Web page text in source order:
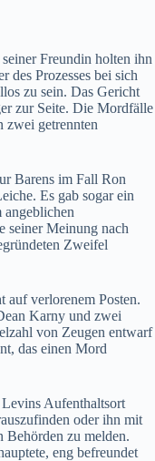
Freundin holten ihn
des Prozesses bei sich
zu sein. Das Gericht
zur Seite. Die Mordfälle
zwei getrennten
Barens im Fall Ron
Es gab sogar ein
angeblichen
seiner Meinung nach
Zweifel
auf verlorenem Posten.
Karny und zwei
von Zeugen entwarf
das einen Mord
Aufenthaltsort
oder ihn mit
Behörden zu melden.
eng befreundet